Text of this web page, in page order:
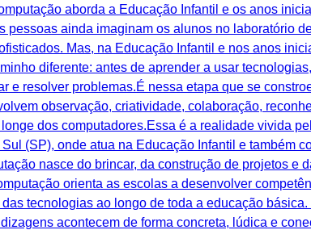
aborda a Educação Infantil e os anos
ainda imaginam os alunos no laboratório
Mas, na Educação Infantil e nos anos
diferente: antes de aprender a usar
e resolver problemas.É nessa etapa que se
observação, criatividade, colaboração,
dos computadores.Essa é a realidade vivida
(SP), onde atua na Educação Infantil e também
nasce do brincar, da construção de projetos e
orienta as escolas a desenvolver
tecnologias ao longo de toda a educação
acontecem de forma concreta, lúdica e